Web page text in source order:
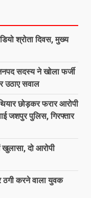
श्रोता दिवस, मुख्य
सदस्य ने खोला फर्जी
उठाए सवाल
छोड़कर फरार आरोपी
जशपुर पुलिस, गिरफ्तार
दो आरोपी
ठगी करने वाला युवक